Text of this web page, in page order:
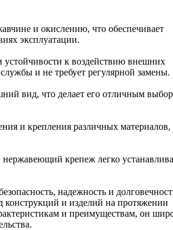
и окислению, что обеспечивает
эксплуатации.
устойчивости к воздействию внешних
и не требует регулярной замены.
вид, что делает его отличным
и крепления различных материалов,
крепеж легко
надежность и
и изделий на протяжении
и преимуществам, он